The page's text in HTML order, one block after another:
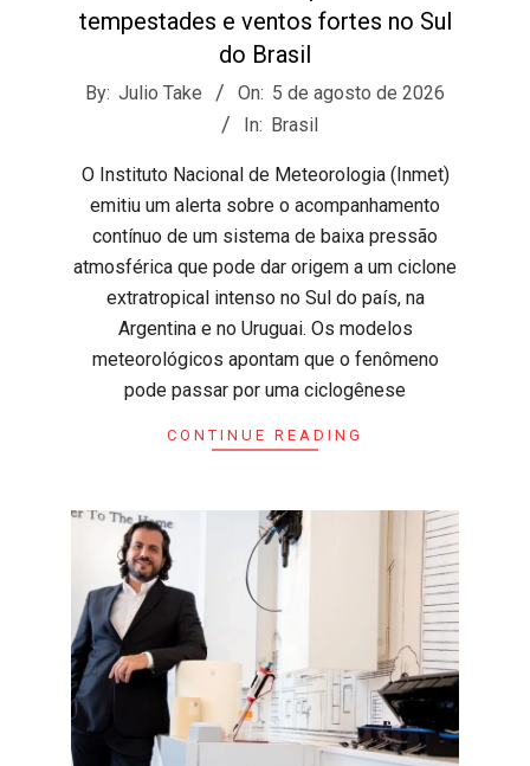
tempestades e ventos fortes no Sul
do Brasil
2026-
By: Julio Take On: 5 de agosto de 2026
In: Brasil
​O Instituto Nacional de Meteorologia (Inmet)
emitiu um alerta sobre o acompanhamento
contínuo de um sistema de baixa pressão
atmosférica que pode dar origem a um ciclone
extratropical intenso no Sul do país, na
Argentina e no Uruguai. Os modelos
meteorológicos apontam que o fenômeno
pode passar por uma ciclogênese
CONTINUE READING